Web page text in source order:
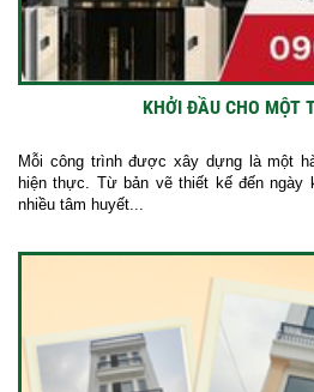
KHỞI ĐẦU CHO MỘT
Mỗi công trình được xây dựng là một
hiện thực. Từ bản vẽ thiết kế đến ngày
nhiều tâm huyết...